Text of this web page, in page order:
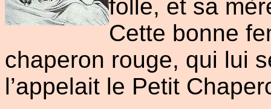
folle, et sa
Cette bonne
chaperon rouge, qui lui
l’appelait le Petit